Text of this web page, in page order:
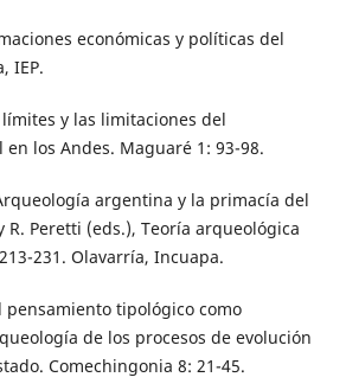
económicas y políticas del
IEP.
límites y las limitaciones del
los Andes. Maguaré 1: 93-98.
argentina y la primacía del
R. Peretti (eds.), Teoría arqueológica
231. Olavarría, Incuapa.
pensamiento tipológico como
de los procesos de evolución
Comechingonia 8: 21-45.